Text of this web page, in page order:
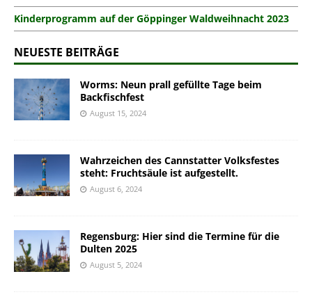
Kinderprogramm auf der Göppinger Waldweihnacht 2023
NEUESTE BEITRÄGE
Worms: Neun prall gefüllte Tage beim
Backfischfest
August 15, 2024
Wahrzeichen des Cannstatter Volksfestes
steht: Fruchtsäule ist aufgestellt.
August 6, 2024
Regensburg: Hier sind die Termine für die
Dulten 2025
August 5, 2024